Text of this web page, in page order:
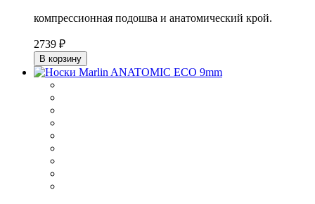
компрессионная подошва и анатомический крой.
2739 ₽
В корзину